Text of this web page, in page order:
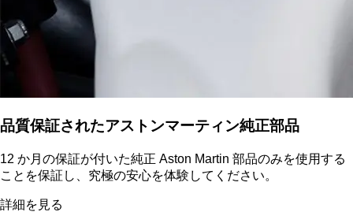
品質保証されたアストンマーティン純正部品
12 か月の保証が付いた純正 Aston Martin 部品のみを使用する
ことを保証し、究極の安心を体験してください。
詳細を見る